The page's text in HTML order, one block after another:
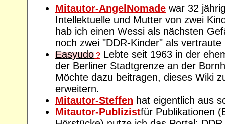
Mitautor-AngelNomade war 32
Intellektuelle und Mutter von zwei
hab ich einen Wessi als nächsten
noch zwei "DDR-Kinder" als vertraute
Easyudo ? Lebte seit 1963 in der
der Berliner Stadtgrenze an der
Möchte dazu beitragen, dieses Wiki
erweitern.
Mitautor-Steffen hat eigentlich aus
Mitautor-Publizistfür Publikationen